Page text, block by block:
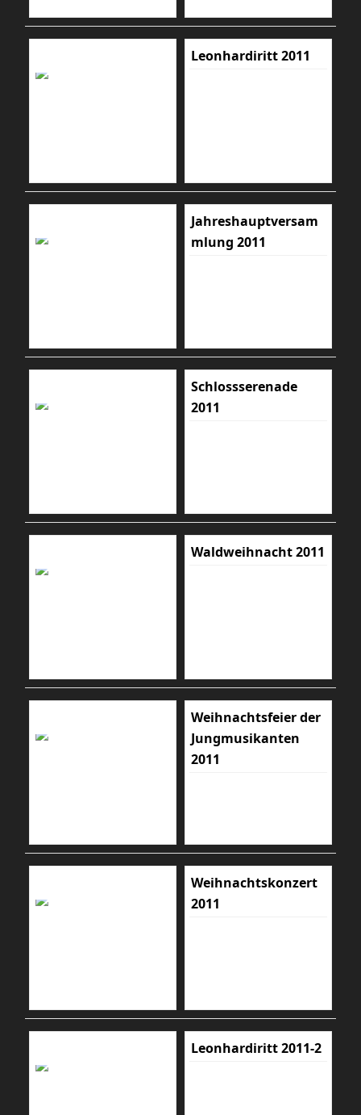
Leonhardiritt 2011
Jahreshauptversam
mlung 2011
Schlossserenade
2011
Waldweihnacht 2011
Weihnachtsfeier der
Jungmusikanten
2011
Weihnachtskonzert
2011
Leonhardiritt 2011-2